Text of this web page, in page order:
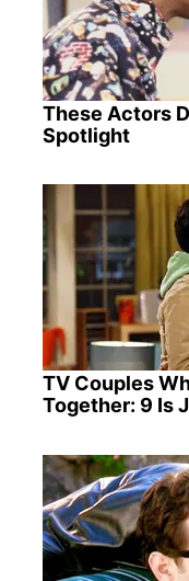
These Actors
Spotlight
TV Couples
Together: 9 Is